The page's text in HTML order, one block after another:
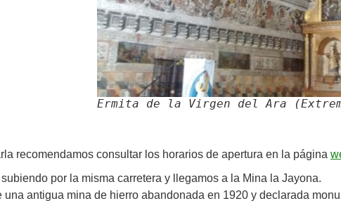
Ermita de la Virgen del Ara
recomendamos consultar los horarios de apertura en la página
por la misma carretera y llegamos a la Mina la Jayona.
una antigua mina de hierro abandonada en 1920 y declarada